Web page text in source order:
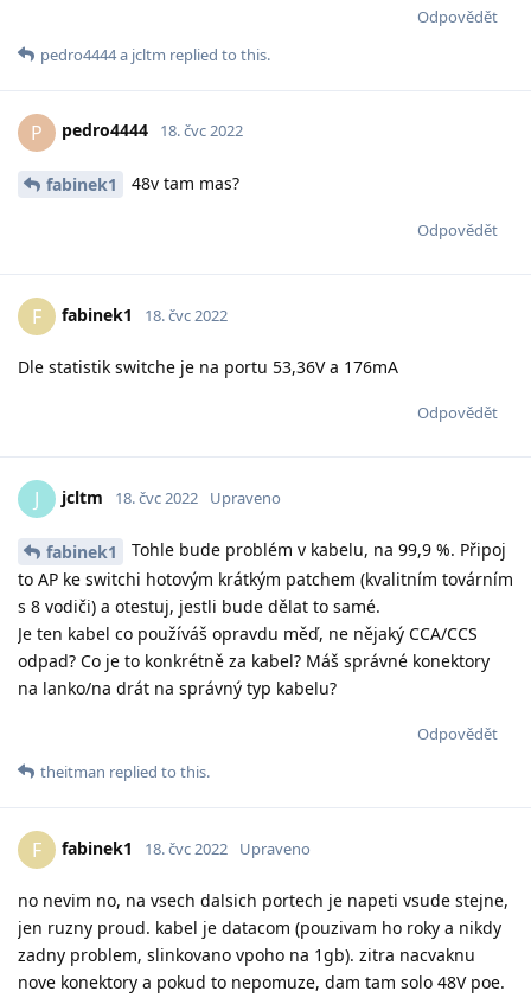
Odpovědět
pedro4444a jcltm replied to this.
P pedro4444 18. čvc 2022
fabinek1 48v tam mas?
Odpovědět
F fabinek1 18. čvc 2022
Dle statistik switche je na portu 53,36V a 176mA
Odpovědět
J jcltm 18. čvc 2022 Upraveno
fabinek1
Tohle bude problém v kabelu, na 99,9 %. Připoj
to AP ke switchi hotovým krátkým patchem (kvalitním továrním
s 8 vodiči) a otestuj, jestli bude dělat to samé.
Je ten kabel co používáš opravdu měď, ne nějaký CCA/CCS
odpad? Co je to konkrétně za kabel? Máš správné konektory
na lanko/na drát na správný typ kabelu?
Odpovědět
theitman replied to this.
F fabinek1 18. čvc 2022 Upraveno
no nevim no, na vsech dalsich portech je napeti vsude stejne,
jen ruzny proud. kabel je datacom (pouzivam ho roky a nikdy
zadny problem, slinkovano vpoho na 1gb). zitra nacvaknu
nove konektory a pokud to nepomuze, dam tam solo 48V poe.